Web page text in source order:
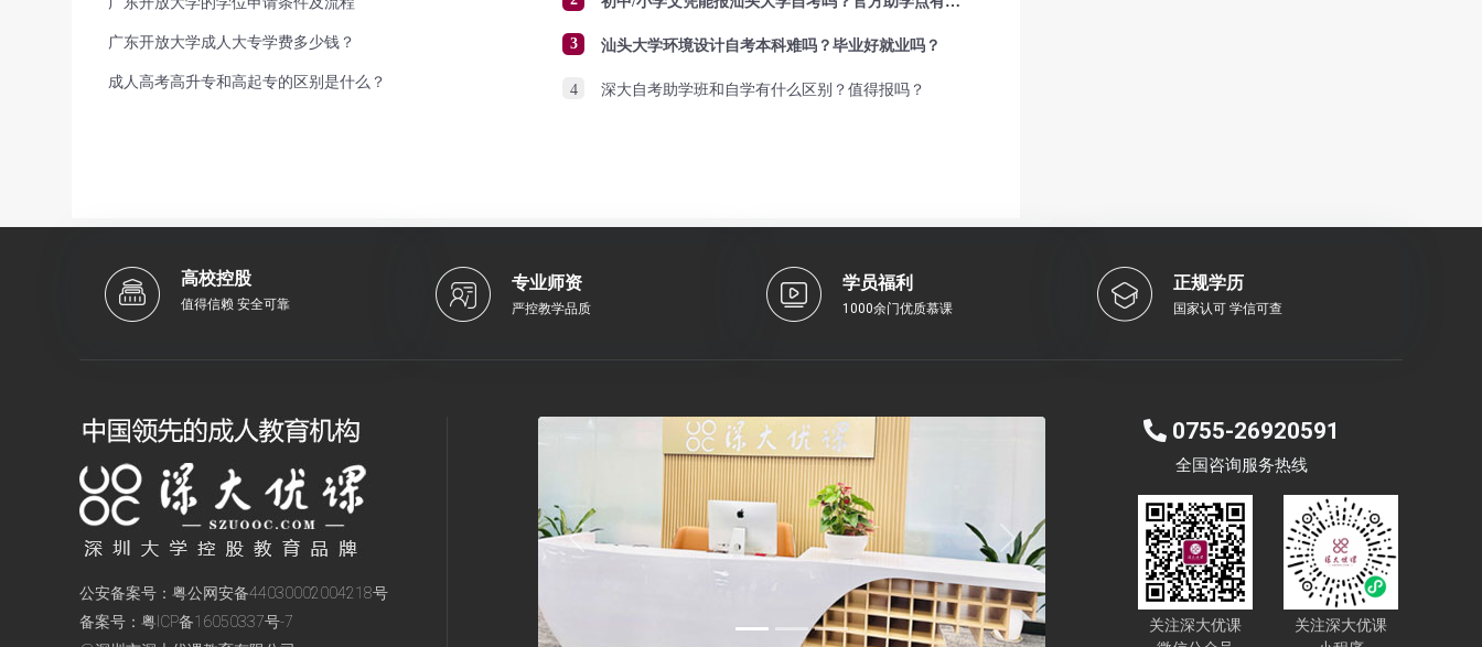
广东开放大学成人大专学费多少钱？
成人高考高升专和高起专的区别是什么？
3 汕头大学环境设计自考本科难吗？毕业好就业吗？
4 深大自考助学班和自学有什么区别？值得报吗？
高校控股
值得信赖 安全可靠
专业师资
严控教学品质
学员福利
1000余门优质慕课
正规学历
国家认可 学信可查
公安备案号： 粤公网安备44030002004218号
备案号： 粤ICP备16050337号-7
Previous Next
0755-26920591
全国咨询服务热线
关注深大优课
关注深大优课